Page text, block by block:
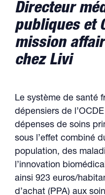
Directeur
publiques et
mission
chez Livi
Le système de santé
dépensiers de
dépenses de soins
sous l’effet combiné
population, des
l’innovation
ainsi 923 euros/
d’achat (PPA) aux